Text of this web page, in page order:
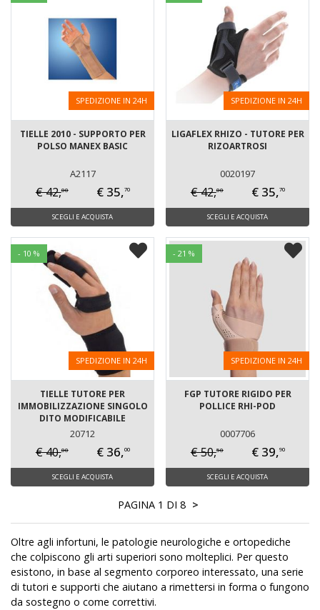
SPEDIZIONE IN 24H
TIELLE 2010 - SUPPORTO PER
POLSO MANEX BASIC
A2117
€ 42,00 € 35,70
SCEGLI E ACQUISTA
SPEDIZIONE IN 24H
LIGAFLEX RHIZO - TUTORE PER
RIZOARTROSI
0020197
€ 42,00 € 35,70
SCEGLI E ACQUISTA
- 10 %
SPEDIZIONE IN 24H
TIELLE TUTORE PER
IMMOBILIZZAZIONE SINGOLO
DITO MODIFICABILE
20712
€ 40,00 € 36,00
SCEGLI E ACQUISTA
- 21 %
SPEDIZIONE IN 24H
FGP TUTORE RIGIDO PER
POLLICE RHI-POD
0007706
€ 50,50 € 39,90
SCEGLI E ACQUISTA
PAGINA 1 DI 8 >
Oltre agli infortuni, le patologie neurologiche e ortopediche
che colpiscono gli arti superiori sono molteplici. Per questo
esistono, in base al segmento corporeo interessato, una serie
di tutori e supporti che aiutano a rimettersi in forma o fungono
da sostegno o come correttivi.